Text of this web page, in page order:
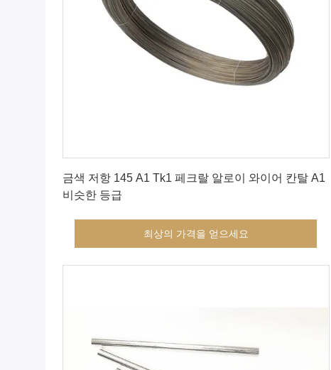
금색 저항 145 A1 Tk1 페크랄 알로이 와이어 칸탈 A1
비슷한 등급
최상의 가격을 얻으세요